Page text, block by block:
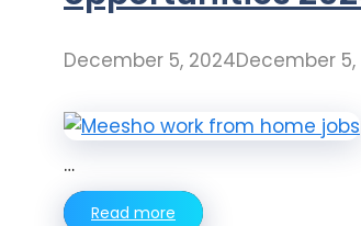
December 5, 2024December 5,
…
Read more